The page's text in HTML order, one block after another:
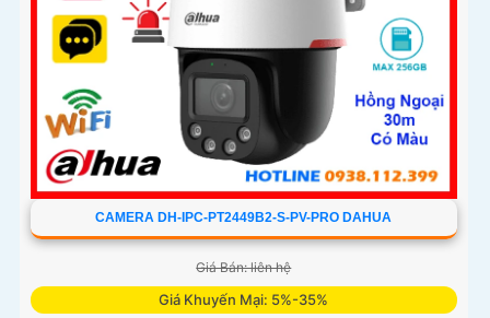
CAMERA DH-IPC-PT2449B2-S-PV-PRO DAHUA
Giá Bán: liên hệ
Giá Khuyến Mại: 5%-35%